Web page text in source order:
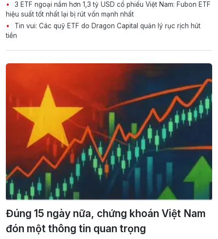
3 ETF ngoại nắm hơn 1,3 tỷ USD cổ phiếu Việt Nam: Fubon ETF
hiệu suất tốt nhất lại bị rút vốn mạnh nhất
Tin vui: Các quỹ ETF do Dragon Capital quản lý rục rịch hút
tiền
Đúng 15 ngày nữa, chứng khoán Việt Nam
đón một thông tin quan trọng